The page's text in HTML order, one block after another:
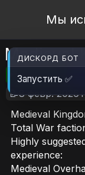
Open
Мы
Medieval
🎮RimWorld
📝8 февр. 2026
Medieval
Total War
Highly
experience:
Medieval
ДИСКОРД БОТ
Запустить ✅